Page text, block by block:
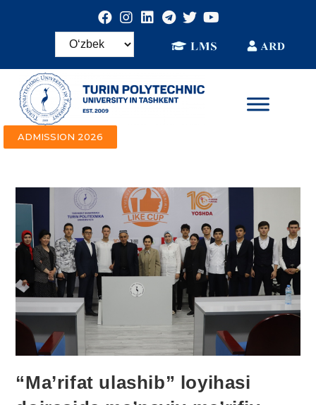
ADMISSION 2026
“Ma’rifat ulashib” loyihasi